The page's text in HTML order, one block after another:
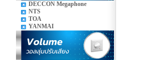
DECCON Megaphone
NTS
TOA
YANMAI